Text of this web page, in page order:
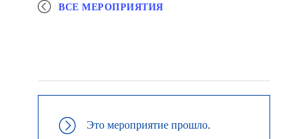
ВСЕ МЕРОПРИЯТИЯ
Это мероприятие прошло.